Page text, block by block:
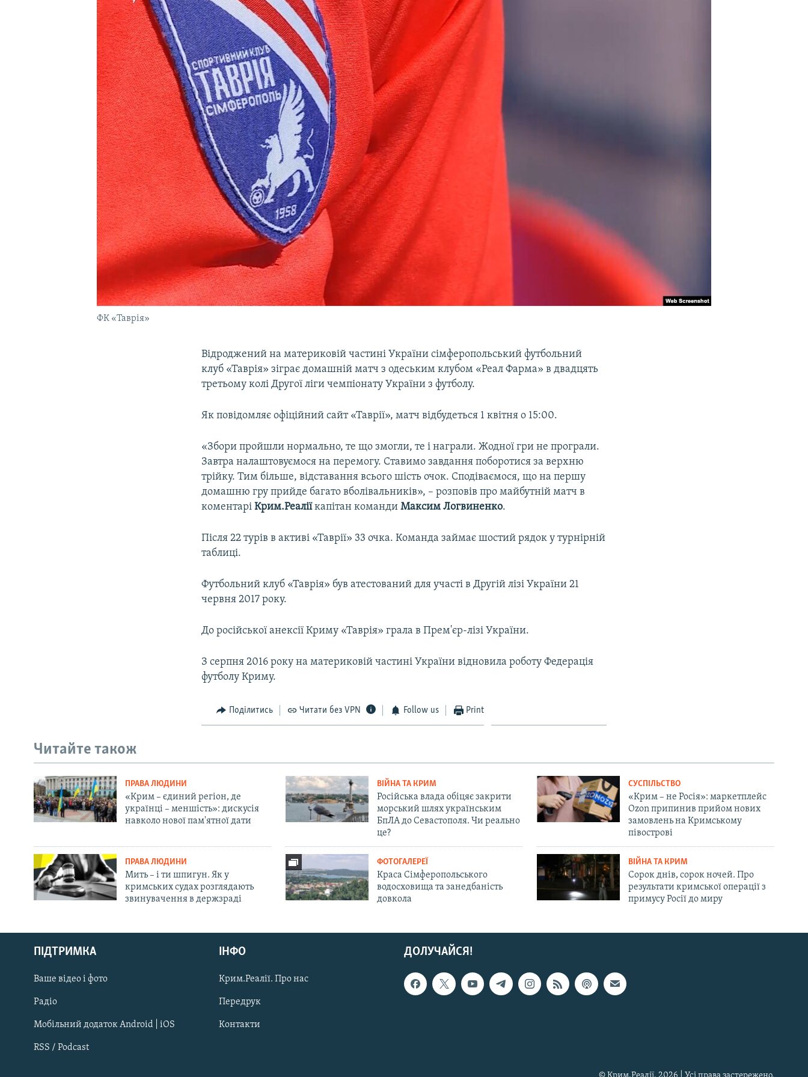
УКРАЇНСЬКА ПРОБЛЕМА КРИМУ
Русский
Qırımtatar
ДОЛУЧАЙСЯ!
ФК «Таврія»
Відроджений на материковій частині України сімферопольський футбольний
клуб «Таврія» зіграє домашній матч з одеським клубом «Реал Фарма» в двадцять
третьому колі Другої ліги чемпіонату України з футболу.
Як повідомляє офіційний сайт «Таврії», матч відбудеться 1 квітня о 15:00.
«Збори пройшли нормально, те що змогли, те і награли. Жодної гри не програли.
Завтра налаштовуємося на перемогу. Ставимо завдання поборотися за верхню
трійку. Тим більше, відставання всього шість очок. Сподіваємося, що на першу
домашню гру прийде багато вболівальників», – розповів про майбутній матч в
коментаріКрим.Реаліїкапітан командиМаксим Логвиненко.
Після 22 турів в активі «Таврії» 33 очка. Команда займає шостий рядок у турнірній
таблиці.
Футбольний клуб «Таврія» був атестований для участі в Другій лізі України 21
червня 2017 року.
До російської анексії Криму «Таврія» грала в Прем'єр-лізі України.
З серпня 2016 року на материковій частині України відновила роботу Федерація
футболу Криму.
Поділитись Читати без VPN Follow us Print
Читайте також
ПРАВА ЛЮДИНИ
«Крим – єдиний регіон, де
українці – меншість»: дискусія
навколо нової пам'ятної дати
ВІЙНА ТА КРИМ
Російська влада обіцяє закрити
морський шлях українським
БпЛА до Севастополя. Чи реально
це?
СУСПІЛЬСТВО
«Крим – не Росія»: маркетплейс
Ozon припинив прийом нових
замовлень на Кримському
півострові
ПРАВА ЛЮДИНИ
Мить – і ти шпигун. Як у
кримських судах розглядають
звинувачення в держзраді
ФОТОГАЛЕРЕЇ
Краса Сімферопольського
водосховища та занедбаність
довкола
ВІЙНА ТА КРИМ
Сорок днів, сорок ночей. Про
результати кримської операції з
примусу Росії до миру
ДОЛУЧАЙСЯ!
ПІДТРИМКА
Ваше відео і фото
Радіо
Мобільний додаток Android | iOS
RSS / Podcast
ІНФО
Крим.Реалії. Про нас
Передрук
Контакти